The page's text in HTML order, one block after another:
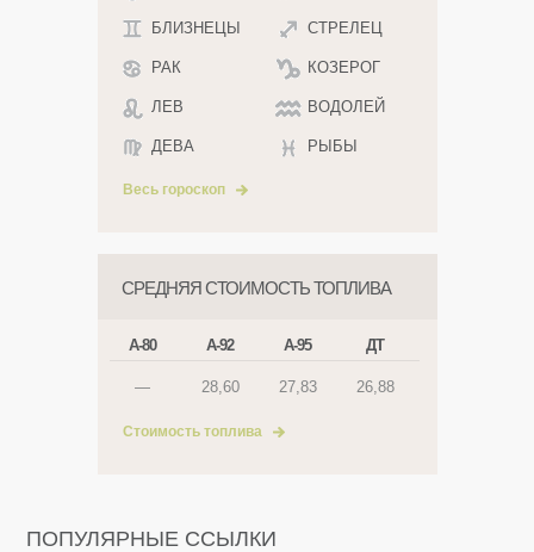
БЛИЗНЕЦЫ
РАК
ЛЕВ
ДЕВА
СТРЕЛЕЦ
КОЗЕРОГ
ВОДОЛЕЙ
РЫБЫ
Весь гороскоп
СРЕДНЯЯ СТОИМОСТЬ ТОПЛИВА
А-80 А-92 А-95 ДТ
— 28,60 27,83 26,88
Стоимость топлива
ПОПУЛЯРНЫЕ ССЫЛКИ